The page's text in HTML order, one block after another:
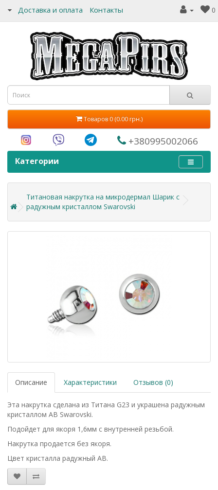
Доставка и оплата Контакты 0
Товаров 0 (0.00 грн.)
+380995002066
Категории
Титановая накрутка на микродермал Шарик с
радужным кристаллом Swarovski
Описание Характеристики Отзывов (0)
Эта накрутка сделана из Титана G23 и украшена радужным
кристаллом AB Swarovski.
Подойдет для якоря 1,6мм с внутренней резьбой.
Накрутка продается без якоря.
Цвет кристалла радужный AB.